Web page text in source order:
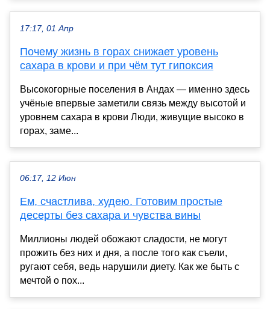
17:17, 01 Апр
Почему жизнь в горах снижает уровень
сахара в крови и при чём тут гипоксия
Высокогорные поселения в Андах — именно здесь
учёные впервые заметили связь между высотой и
уровнем сахара в крови Люди, живущие высоко в
горах, заме...
06:17, 12 Июн
Ем, счастлива, худею. Готовим простые
десерты без сахара и чувства вины
Миллионы людей обожают сладости, не могут
прожить без них и дня, а после того как съели,
ругают себя, ведь нарушили диету. Как же быть с
мечтой о пох...